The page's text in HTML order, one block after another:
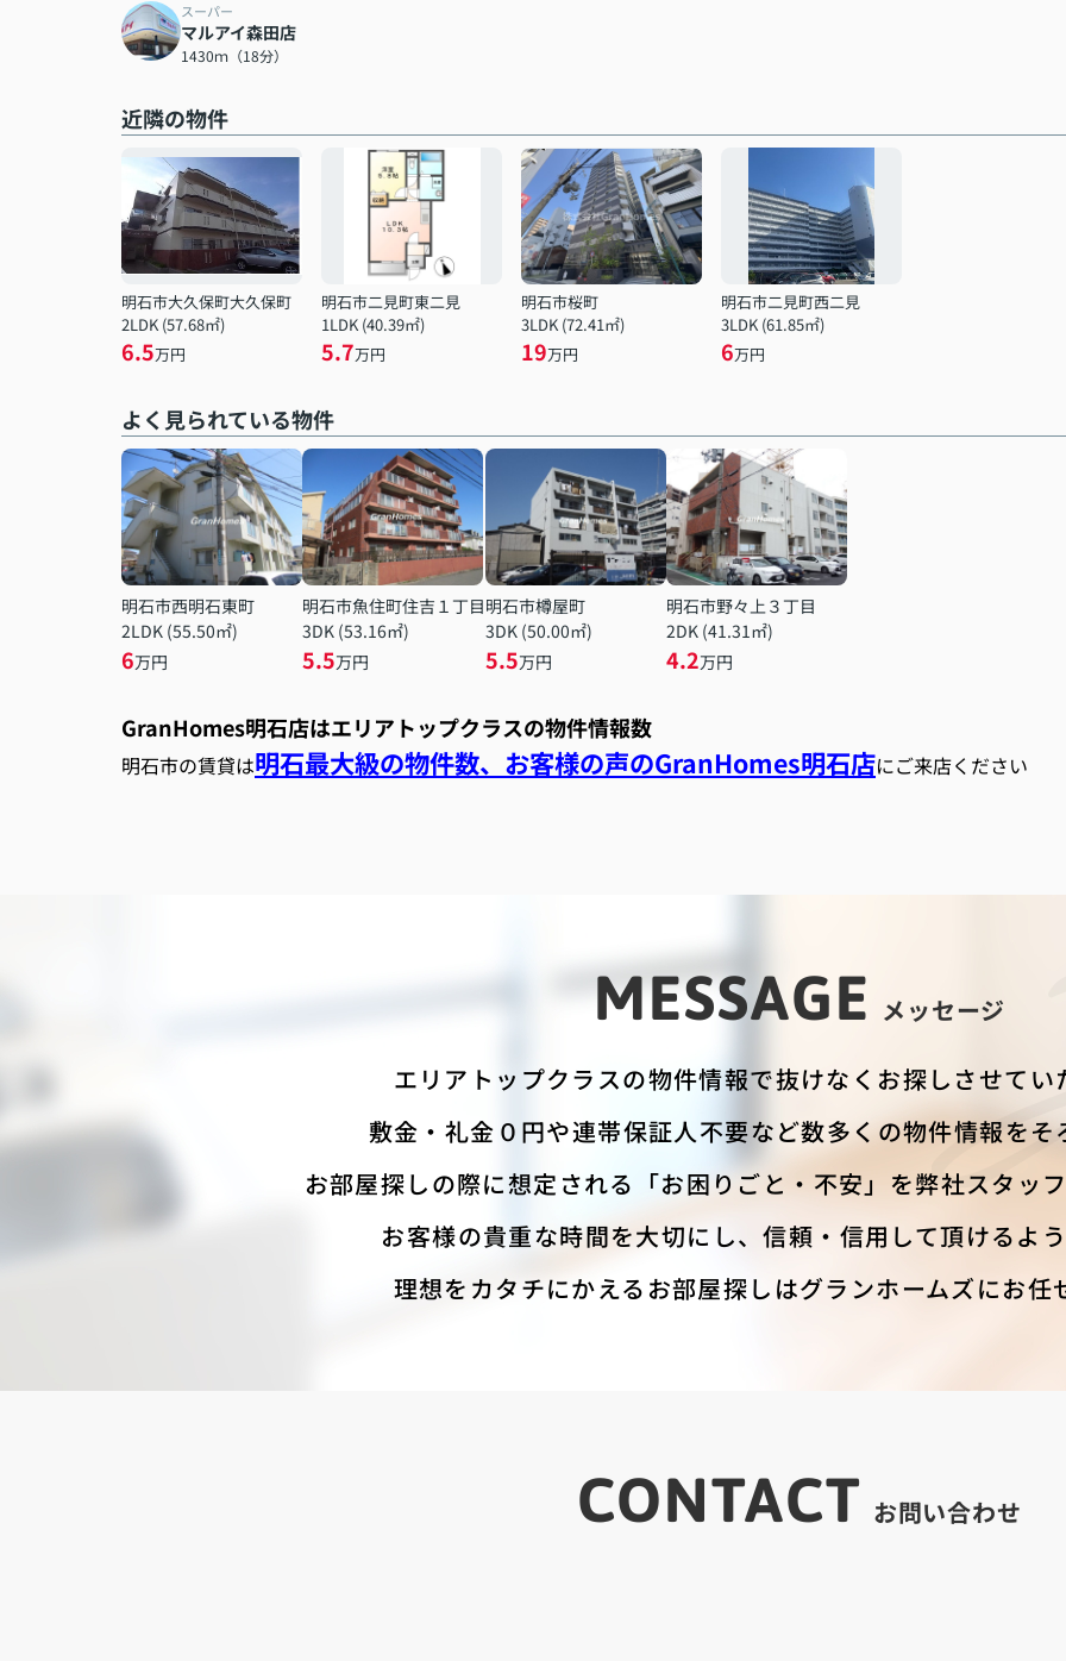
スーパー
マルアイ森田店
1430ｍ（18分）
近隣の物件
明石市大久保町大久保町
2LDK (57.68㎡)
6.5万円
明石市二見町東二見
1LDK (40.39㎡)
5.7万円
明石市桜町
3LDK (72.41㎡)
19万円
明石市二見町西二見
3LDK (61.85㎡)
6万円
よく見られている物件
明石市西明石東町
2LDK (55.50㎡)
6万円
明石市魚住町住吉１丁目
3DK (53.16㎡)
5.5万円
明石市樽屋町
3DK (50.00㎡)
5.5万円
明石市野々上３丁目
2DK (41.31㎡)
4.2万円
GranHomes明石店はエリアトップクラスの物件情報数
明石市の賃貸は明石最大級の物件数、お客様の声のGranHomes明石店にご来店ください
MESSAGE メッセージ
エリアトップクラスの物件情報で抜けなくお探しさせてい
敷金・礼金０円や連帯保証人不要など数多くの物件情報をそ
お部屋探しの際に想定される「お困りごと・不安」を弊社スタッ
お客様の貴重な時間を大切にし、信頼・信用して頂けるよ
理想をカタチにかえるお部屋探しはグランホームズにお任
CONTACT お問い合わせ